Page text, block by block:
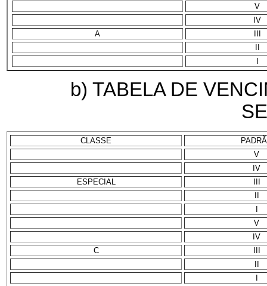
V
IV
A
b) TABELA DE
CLASSE
V
IV
ESPECIAL
III
II
I
V
IV
C
III
II
I